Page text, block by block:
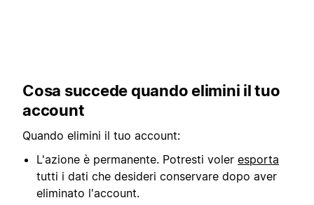
Cosa succede quando elimini il tuo
account
Quando elimini il tuo account:
L'azione è permanente. Potresti voler esporta
tutti i dati che desideri conservare dopo aver
eliminato l'account.